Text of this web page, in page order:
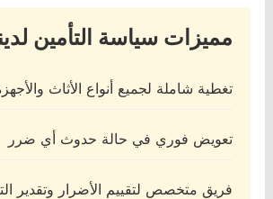
مميزات سياسة التأمين
تغطية شاملة لجميع أنواع الأثاث
تعويض فوري في حالة حدوث أي ضرر
فريق متخصص لتقييم الأضرار وتقدير